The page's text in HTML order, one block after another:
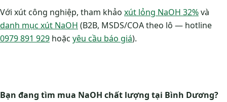
Với xút công nghiệp, tham khảo xút lỏng NaOH 32%và
danh mục xút NaOH (B2B, MSDS/COA theo lô — hotline
0979 891 929 hoặc yêu cầu báo giá).
Bạn đang tìm mua NaOH chất lượng tại Bình Dương?